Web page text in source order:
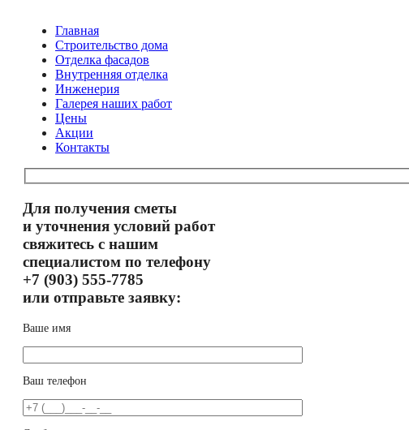
Главная
Строительство дома
Отделка фасадов
Внутренняя отделка
Инженерия
Галерея наших работ
Цены
Акции
Контакты
Для получения сметы
и уточнения условий работ
свяжитесь с нашим
специалистом по телефону
+7 (903) 555-7785
или отправьте заявку:
Ваше имя
Ваш телефон